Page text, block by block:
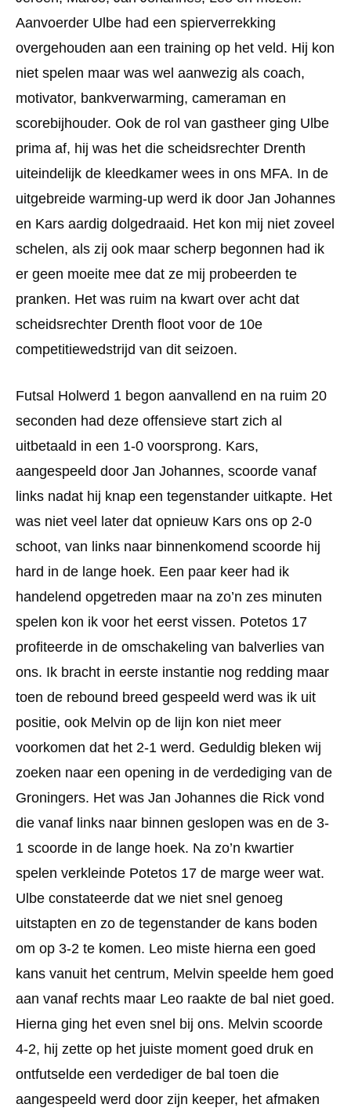
Aanvoerder Ulbe had een spierverrekking
overgehouden aan een training op het veld. Hij kon
niet spelen maar was wel aanwezig als coach,
motivator, bankverwarming, cameraman en
scorebijhouder. Ook de rol van gastheer ging Ulbe
prima af, hij was het die scheidsrechter Drenth
uiteindelijk de kleedkamer wees in ons MFA. In de
uitgebreide warming-up werd ik door Jan Johannes
en Kars aardig dolgedraaid. Het kon mij niet zoveel
schelen, als zij ook maar scherp begonnen had ik
er geen moeite mee dat ze mij probeerden te
pranken. Het was ruim na kwart over acht dat
scheidsrechter Drenth floot voor de 10e
competitiewedstrijd van dit seizoen.
Futsal Holwerd 1 begon aanvallend en na ruim 20
seconden had deze offensieve start zich al
uitbetaald in een 1-0 voorsprong. Kars,
aangespeeld door Jan Johannes, scoorde vanaf
links nadat hij knap een tegenstander uitkapte. Het
was niet veel later dat opnieuw Kars ons op 2-0
schoot, van links naar binnenkomend scoorde hij
hard in de lange hoek. Een paar keer had ik
handelend opgetreden maar na zo’n zes minuten
spelen kon ik voor het eerst vissen. Potetos 17
profiteerde in de omschakeling van balverlies van
ons. Ik bracht in eerste instantie nog redding maar
toen de rebound breed gespeeld werd was ik uit
positie, ook Melvin op de lijn kon niet meer
voorkomen dat het 2-1 werd. Geduldig bleken wij
zoeken naar een opening in de verdediging van de
Groningers. Het was Jan Johannes die Rick vond
die vanaf links naar binnen geslopen was en de 3-
1 scoorde in de lange hoek. Na zo’n kwartier
spelen verkleinde Potetos 17 de marge weer wat.
Ulbe constateerde dat we niet snel genoeg
uitstapten en zo de tegenstander de kans boden
om op 3-2 te komen. Leo miste hierna een goed
kans vanuit het centrum, Melvin speelde hem goed
aan vanaf rechts maar Leo raakte de bal niet goed.
Hierna ging het even snel bij ons. Melvin scoorde
4-2, hij zette op het juiste moment goed druk en
ontfutselde een verdediger de bal toen die
aangespeeld werd door zijn keeper, het afmaken